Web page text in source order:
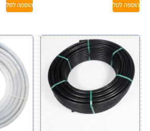
הוספה לסל הוספה לסל